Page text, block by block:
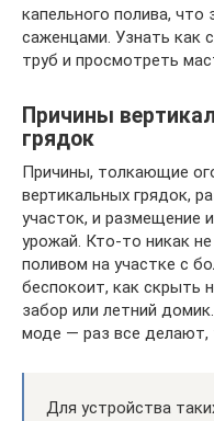
капельного полива, что
саженцами. Узнать как
труб и просмотреть
Причины
грядок
Причины, толкающие
вертикальных грядок,
участок, и размещение
урожай. Кто-то никак
поливом на участке с
беспокоит, как скрыть
забор или летний
моде — раз все делают,
Для устройства